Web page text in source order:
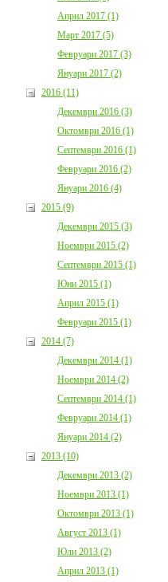
Април 2017 (1)
Март 2017 (5)
Февруари 2017 (3)
Януари 2017 (2)
2016 (11)
Декември 2016 (3)
Октомври 2016 (1)
Септември 2016 (1)
Февруари 2016 (2)
Януари 2016 (4)
2015 (9)
Декември 2015 (3)
Ноември 2015 (2)
Септември 2015 (1)
Юни 2015 (1)
Април 2015 (1)
Февруари 2015 (1)
2014 (7)
Декември 2014 (1)
Ноември 2014 (2)
Септември 2014 (1)
Февруари 2014 (1)
Януари 2014 (2)
2013 (10)
Декември 2013 (2)
Ноември 2013 (1)
Октомври 2013 (1)
Август 2013 (1)
Юли 2013 (2)
Април 2013 (1)